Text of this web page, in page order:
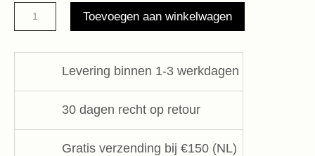
Selome
Trousers
Toevoegen aan winkelwagen
Levering binnen 1-3 werkdagen
30 dagen recht op retour
Gratis verzending bij €150 (NL)